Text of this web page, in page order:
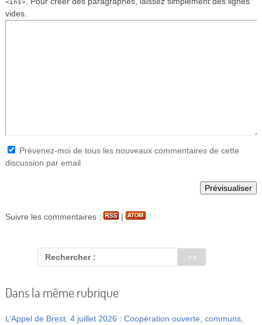
<ins>
vides.
Prévenez-moi de tous les nouveaux commentaires de cette
discussion par email
Suivre les commentaires : |
Rechercher :
Dans la même rubrique
L’Appel de Brest, 4 juillet 2026 : Coopération ouverte, communs,